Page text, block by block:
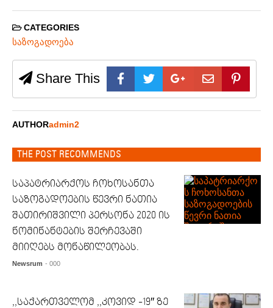
CATEGORIES
საზოგადოება
Share This
AUTHORadmin2
THE POST RECOMMENDS
საპატრიარქოს ჩოხოსანთა
საზოგადოების წევრი ნათია
შათირიშვილი პერსონა 2020 ის
ნომინანტების შერჩევაში
მიიღებს მონაწილეობას.
Newsrum - 000
,,საქართველომ ,,კოვიდ -19″ ზე